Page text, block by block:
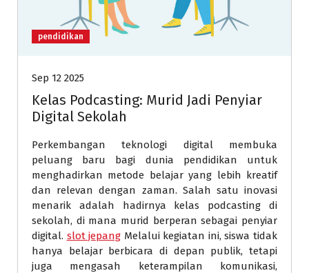
pendidikan
Sep 12 2025
Kelas Podcasting: Murid Jadi Penyiar
Digital Sekolah
Perkembangan teknologi digital membuka
peluang baru bagi dunia pendidikan untuk
menghadirkan metode belajar yang lebih kreatif
dan relevan dengan zaman. Salah satu inovasi
menarik adalah hadirnya kelas podcasting di
sekolah, di mana murid berperan sebagai penyiar
digital. slot jepang Melalui kegiatan ini, siswa tidak
hanya belajar berbicara di depan publik, tetapi
juga mengasah keterampilan komunikasi,